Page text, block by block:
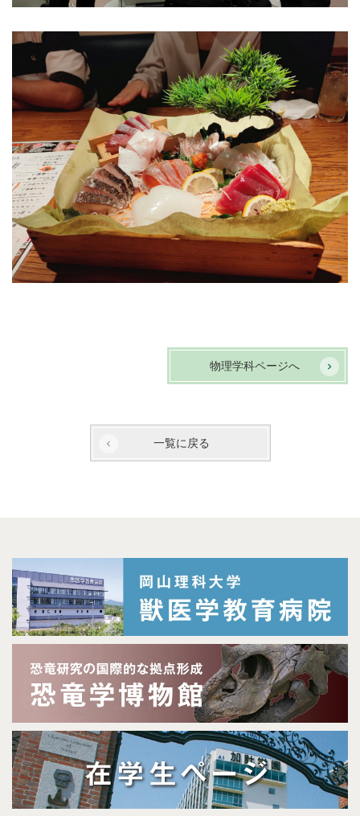
物理学科ページへ
一覧に戻る